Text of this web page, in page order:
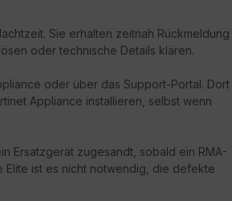
Sie erhalten zeitnah Rückmeldung
oder technische Details klären.
oder über das Support-Portal. Dort
Appliance installieren, selbst wenn
Ersatzgerät zugesandt, sobald ein RMA-
Elite ist es nicht notwendig, die defekte